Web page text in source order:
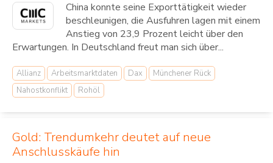
China konnte seine Exporttätigkeit wieder
beschleunigen, die Ausfuhren lagen mit einem
Anstieg von 23,9 Prozent leicht über den
Erwartungen. In Deutschland freut man sich über...
Allianz Arbeitsmarktdaten Dax
Münchener Rück
Nahostkonflikt
Rohöl
Gold: Trendumkehr deutet auf neue
Anschlusskäufe hin